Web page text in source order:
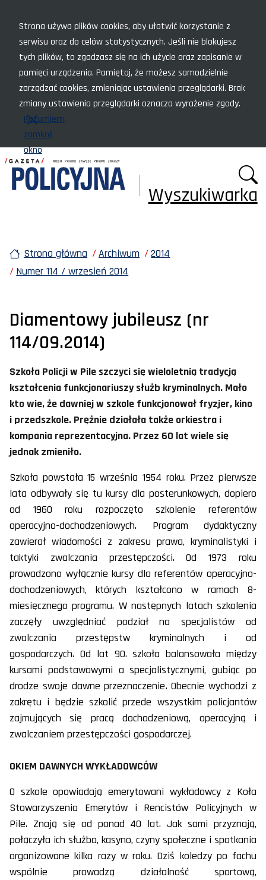
Strona używa plików cookies, aby ułatwić korzystanie z
serwisu oraz do celów statystycznych. Jeśli nie blokujesz
tych plików, to zgadzasz się na ich użycie oraz zapisanie w
pamięci urządzenia. Pamiętaj, że możesz samodzielnie
zarządzać cookies, zmieniając ustawienia przeglądarki. Brak
zmiany ustawienia przeglądarki oznacza wyrażenie zgody.
Rozumiem,
zamknij
okno
Wyszukiwarka
Strona główna Archiwum
2014
Numer 114 / wrzesień 2014
Diamentowy jubileusz (nr
114/09.2014)
Szkoła Policji w Pile szczyci się wieloletnią tradycją
kształcenia funkcjonariuszy służb kryminalnych. Mało
kto wie, że dawniej w szkole funkcjonował fryzjer, kino
i przedszkole. Prężnie działała także orkiestra i
kompania reprezentacyjna. Przez 60 lat wiele się
jednak zmieniło.
Szkoła powstała 15 września 1954 roku. Przez pierwsze
lata odbywały się tu kursy dla posterunkowych, dopiero
od 1960 roku rozpoczęto szkolenie referentów
operacyjno-dochodzeniowych. Program dydaktyczny
zawierał wiadomości z zakresu prawa, kryminalistyki i
taktyki zwalczania przestępczości. Od 1973 roku
prowadzono wyłącznie kursy dla referentów operacyjno-
dochodzeniowych, których kształcono w ramach 8-
miesięcznego programu. W następnych latach szkolenia
zaczęły uwzględniać podział na specjalistów od
zwalczania przestępstw kryminalnych i od
gospodarczych. Od lat 90. szkoła balansowała między
kursami podstawowymi a specjalistycznymi, gubiąc po
drodze swoje dawne przeznaczenie. Obecnie wychodzi z
zakrętu i będzie szkolić przede wszystkim policjantów
zajmujących się pracą dochodzeniową, operacyjną i
zwalczaniem przestępczości gospodarczej.
OKIEM DAWNYCH WYKŁADOWCÓW
O szkole opowiadają emerytowani wykładowcy z Koła
Stowarzyszenia Emerytów i Rencistów Policyjnych w
Pile. Znają się od ponad 40 lat. Jak sami przyznają,
połączyła ich służba, kasyno, czyny społeczne i spotkania
organizowane kilka razy w roku. Dziś koledzy po fachu
wspólnie prowadzą działalność sportową,